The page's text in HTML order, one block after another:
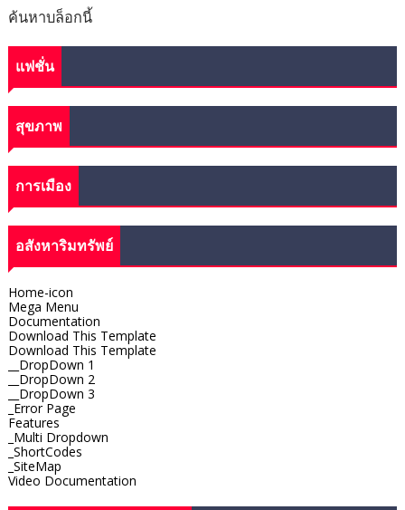
ค้นหาบล็อกนี้
แฟชั่น
สุขภาพ
การเมือง
อสังหาริมทรัพย์
Home-icon
Mega Menu
Documentation
Download This Template
Download This Template
__DropDown 1
__DropDown 2
__DropDown 3
_Error Page
Features
_Multi Dropdown
_ShortCodes
_SiteMap
Video Documentation